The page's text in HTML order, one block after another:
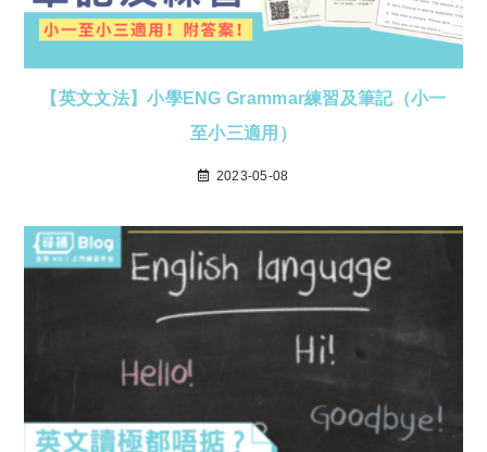
【英文文法】小學ENG Grammar練習及筆記（小一
至小三適用）
2023-05-08